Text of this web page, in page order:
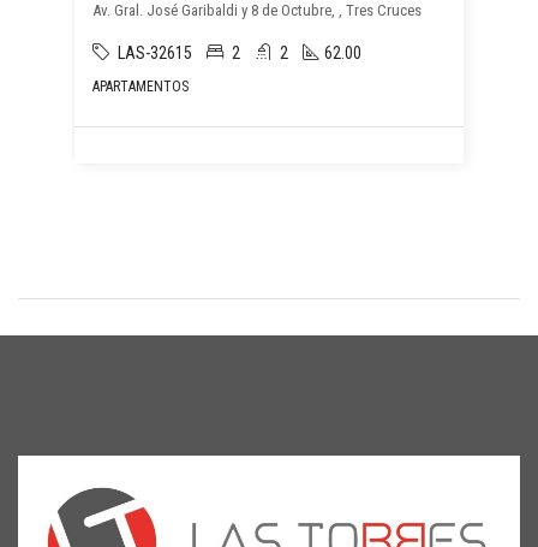
Av. Gral. José Garibaldi y 8 de Octubre, , Tres Cruces
LAS-32615 2 2 62.00
APARTAMENTOS